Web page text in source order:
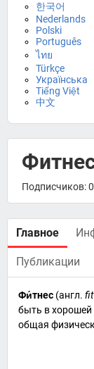
한국어
Nederlands
Polski
Português
ไทย
Türkçe
Українська
Tiếng Việt
中文
Подписчиков:
Главное
Публикации
Фи́тнес (англ.
быть в
общая